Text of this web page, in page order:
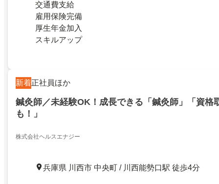
交通費支給
雇用保険完備
厚生年金加入
スキルアップ
新着正社員ほか
鍼灸師／未経験OK！成長できる「鍼灸師」「資格
も！」
株式会社ヘルスエナジー
兵庫県 川西市 中央町 / 川西能勢口駅 徒歩4分